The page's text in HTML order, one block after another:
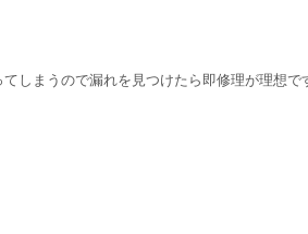
しまうので漏れを見つけたら即修理が理想で